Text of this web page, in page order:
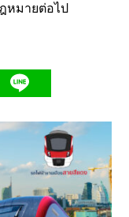
หมายต่อไป